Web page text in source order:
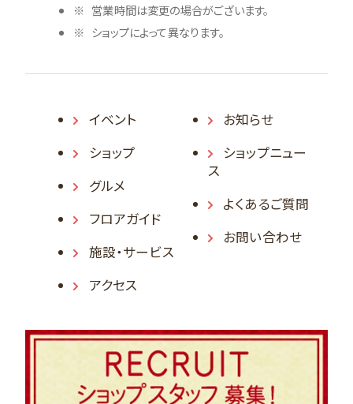
営業時間は変更の場合がございます。
ショップによって異なります。
イベント
ショップ
グルメ
フロアガイド
施設・サービス
アクセス
お知らせ
ショップニュー
ス
よくあるご質問
お問い合わせ